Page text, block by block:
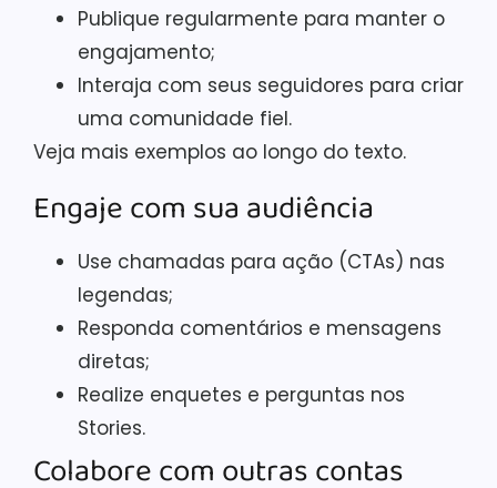
Publique regularmente para manter o
engajamento;
Interaja com seus seguidores para criar
uma comunidade fiel.
Veja mais exemplos ao longo do texto.
Engaje com sua audiência
Use chamadas para ação (CTAs) nas
legendas;
Responda comentários e mensagens
diretas;
Realize enquetes e perguntas nos
Stories.
Colabore com outras contas